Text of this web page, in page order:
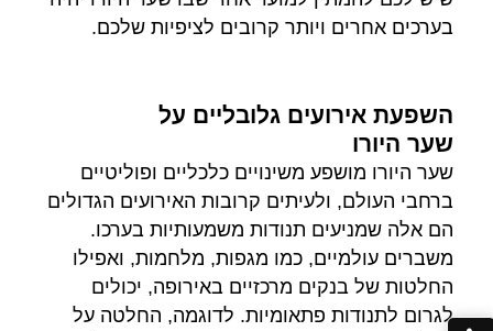
בערכים אחרים ויותר קרובים לציפיות שלכם.
השפעת אירועים גלובליים על
שער היורו
שער היורו מושפע משינויים כלכליים ופוליטיים
ברחבי העולם, ולעיתים קרובות האירועים הגדולים
הם אלה שמניעים תנודות משמעותיות בערכו.
משברים עולמיים, כמו מגפות, מלחמות, ואפילו
החלטות של בנקים מרכזיים באירופה, יכולים
לגרום לתנודות פתאומיות. לדוגמה, החלטה על